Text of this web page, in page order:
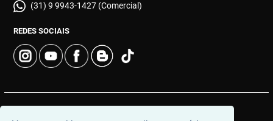
(31) 9 9943-1427 (Comercial)
REDES SOCIAIS